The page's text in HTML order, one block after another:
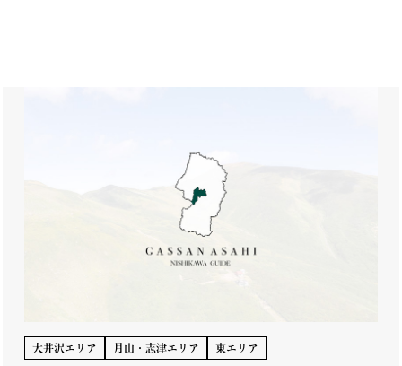
大井沢エリア 月山・志津エリア 東エリア